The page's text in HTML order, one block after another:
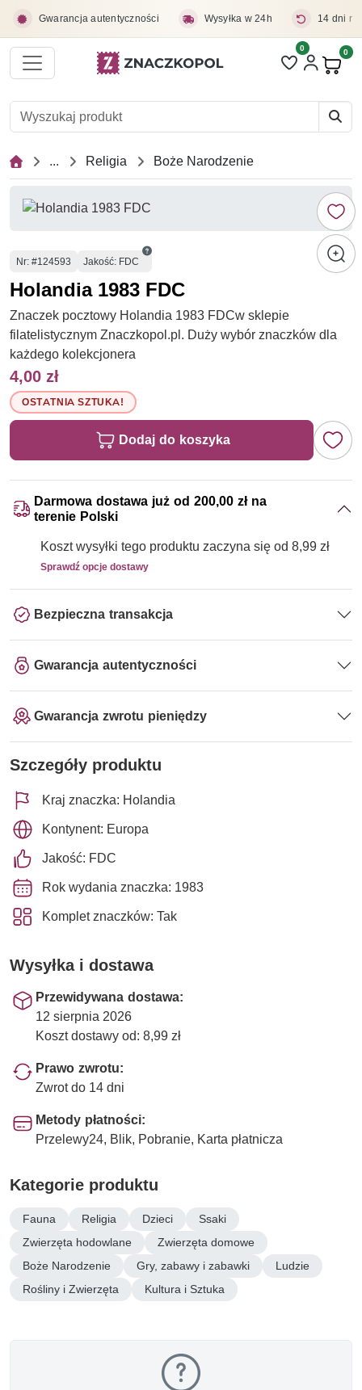
Gwarancja autentyczności Wysyłka w 24h 14 dni
Liczba pozycji
0 0
... Religia Boże Narodzenie
Numer
Nr: #124593 Jakość: FDC
Holandia 1983 FDC
Znaczek pocztowy Holandia 1983 FDCw sklepie
filatelistycznym Znaczkopol.pl. Duży wybór znaczków dla
każdego kolekcjonera
4,00 zł
OSTATNIA SZTUKA!
Dodaj do koszyka
Darmowa dostawa już od 200,00 zł na
terenie Polski
Koszt wysyłki tego produktu zaczyna się od 8,99 zł
Sprawdź opcje dostawy
Bezpieczna transakcja
Gwarancja autentyczności
Gwarancja zwrotu pieniędzy
Szczegóły produktu
Kraj znaczka: Holandia
Kontynent: Europa
Jakość: FDC
Rok wydania znaczka: 1983
Komplet znaczków: Tak
Wysyłka i dostawa
Przewidywana dostawa:
12 sierpnia 2026
Koszt dostawy od: 8,99 zł
Prawo zwrotu:
Zwrot do 14 dni
Metody płatności:
Przelewy24, Blik, Pobranie, Karta płatnicza
Kategorie produktu
Fauna Religia Dzieci
Ssaki
Zwierzęta hodowlane
Zwierzęta domowe
Boże Narodzenie
Gry, zabawy i zabawki
Ludzie
Rośliny i Zwierzęta
Kultura i Sztuka